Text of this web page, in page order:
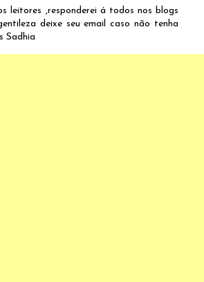
leitores ,responderei á todos nos blogs
deixe seu email caso não tenha
Sadhia